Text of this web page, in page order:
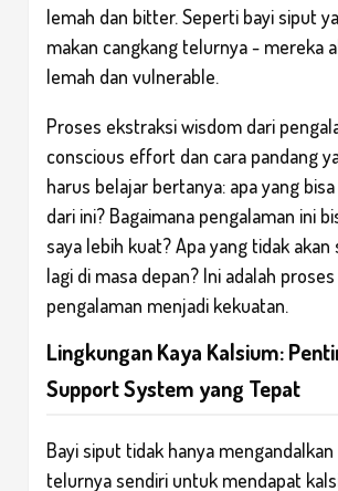
lemah dan bitter. Seperti bayi siput
makan cangkang telurnya - mereka
lemah dan vulnerable.
Proses ekstraksi wisdom dari
conscious effort dan cara pandang
harus belajar bertanya: apa yang
dari ini? Bagaimana pengalaman ini
saya lebih kuat? Apa yang tidak akan
lagi di masa depan? Ini adalah
pengalaman menjadi kekuatan.
Lingkungan Kaya Kalsium:
Support System yang Tepat
Bayi siput tidak hanya
telurnya sendiri untuk mendapat